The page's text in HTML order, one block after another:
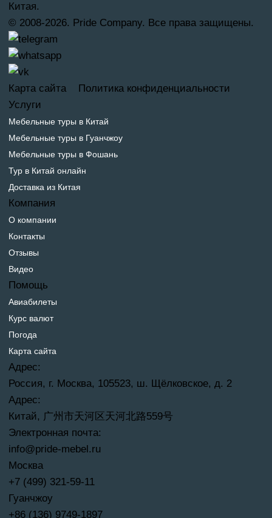
Китая.
© 2008-2026. Pride Company. Все права защищены.
Карта сайта
Политика конфиденциальности
Услуги
Мебельные туры в Китай
Мебельные туры в Гуанчжоу
Мебельные туры в Фошань
Тур в Китай онлайн
Доставка из Китая
Компания
О компании
Контакты
Отзывы
Видео
Помощь
Авиабилеты
Курс валют
Погода
Карта сайта
Адрес:
Россия, г. Москва, 105523, ш. Щёлковское, д. 2
Адрес:
Китай, 广州市天河区天河北路559号
Электронная почта:
info@pride-mebel.ru
Москва
+7 (499) 321-59-11
Гуанчжоу
+86 (136) 9749-1897